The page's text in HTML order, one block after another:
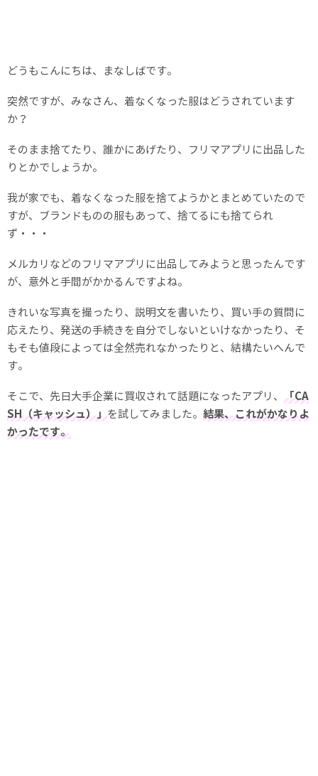
どうもこんにちは、まなしばです。
突然ですが、みなさん、着なくなった服はどうされています
か？
そのまま捨てたり、誰かにあげたり、フリマアプリに出品した
りとかでしょうか。
我が家でも、着なくなった服を捨てようかとまとめていたので
すが、ブランドものの服もあって、捨てるにも捨てられ
ず・・・
メルカリなどのフリマアプリに出品してみようと思ったんです
が、意外と手間がかかるんですよね。
きれいな写真を撮ったり、説明文を書いたり、買い手の質問に
応えたり、発送の手続きを自分でしないといけなかったり、そ
もそも値段によっては全然売れなかったりと、結構たいへんで
す。
そこで、先日大手企業に買収されて話題になったアプリ、 「CA
SH（キャッシュ）」を試してみました。 結果、これがかなりよ
かったです。